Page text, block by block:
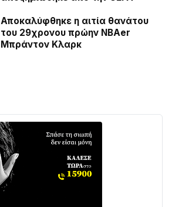
Αποκαλύφθηκε η αιτία θανάτου
του 29χρονου πρώην NBAer
Μπράντον Κλαρκ